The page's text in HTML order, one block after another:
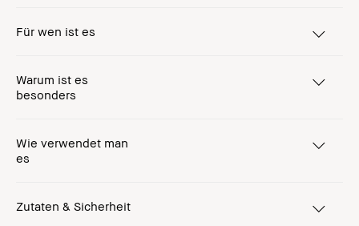
Für wen ist es
Warum ist es
besonders
Wie verwendet man
es
Zutaten & Sicherheit